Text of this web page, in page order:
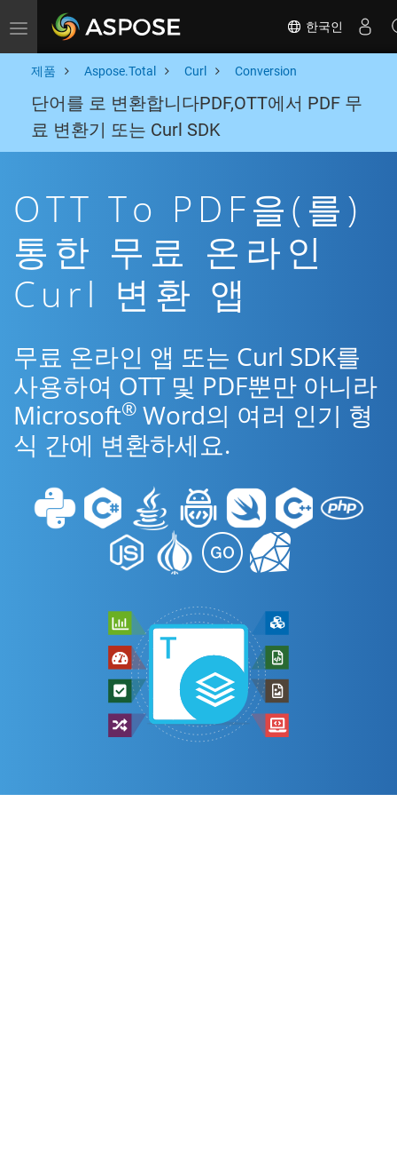
Toggle navigation 한국인
제품 Aspose.Total Curl Conversion
단어를 로 변환합니다PDF,OTT에서 PDF 무
료 변환기 또는 Curl SDK
OTT To PDF을(를)
통한 무료 온라인
Curl 변환 앱
무료 온라인 앱 또는 Curl SDK를
사용하여 OTT 및 PDF뿐만 아니라
Microsoft® Word의 여러 인기 형
식 간에 변환하세요.